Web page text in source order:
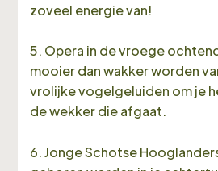
zoveel energie van!
5. Opera in de vroege
mooier dan wakker worden
vrolijke vogelgeluiden om je
de wekker die afgaat.
6. Jonge Schotse